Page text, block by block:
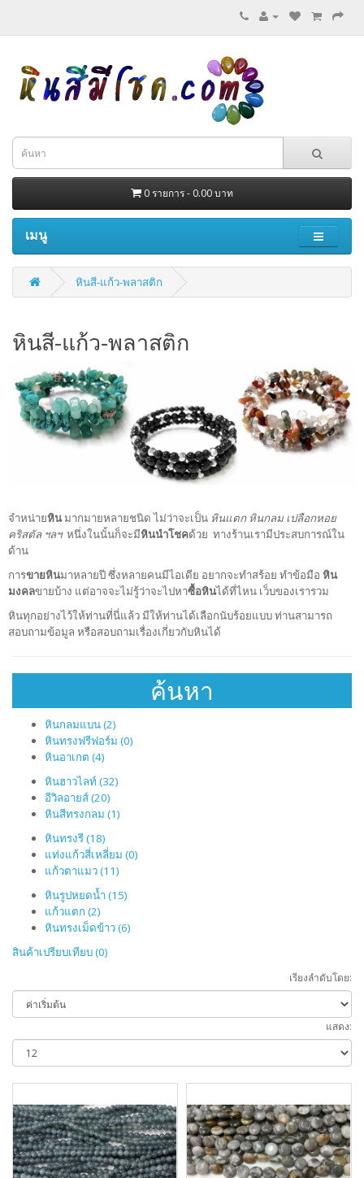
0 รายการ - 0.00 บาท
เมนู
หินสี-แก้ว-พลาสติก
หินสี-แก้ว-พลาสติก
จำหน่ายหินมากมายหลายชนิด ไม่ว่าจะเป็น หินแตก หินกลม เปลือกหอย
คริสตัล ฯลฯ หนึ่งในนั้นก็จะมีหินนำโชคด้วย ทางร้านเรามีประสบการณ์ใน
ด้าน
การขายหินมาหลายปี ซึ่งหลายคนมีไอเดีย อยากจะทำสร้อย ทำข้อมือ หิน
มงคลขายบ้าง แต่อาจจะไม่รู้ว่าจะไปหาซื้อหินได้ที่ไหน เว็บของเรารวม
หินทุกอย่างไว้ให้ท่านที่นี่แล้ว มีให้ท่านได้เลือกนับร้อยแบบ ท่านสามารถ
สอบถามข้อมูล หรือสอบถามเรื่องเกี่ยวกับหินได้
ค้นหา
หินกลมแบน (2)
หินทรงฟรีฟอร์ม (0)
หินอาเกต (4)
หินฮาวไลท์ (32)
อีวิลอายส์ (20)
หินสีทรงกลม (1)
หินทรงรี (18)
แท่งแก้วสี่เหลี่ยม (0)
แก้วตาแมว (11)
หินรูปหยดน้ำ (15)
แก้วแตก (2)
หินทรงเม็ดข้าว (6)
สินค้าเปรียบเทียบ (0)
เรียงลำดับโดย:
แสดง: